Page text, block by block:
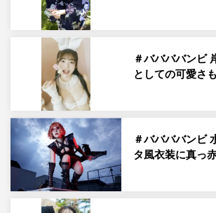
＃ババババンビ
としての可愛さ
＃ババババンビ
タ風衣装に真っ